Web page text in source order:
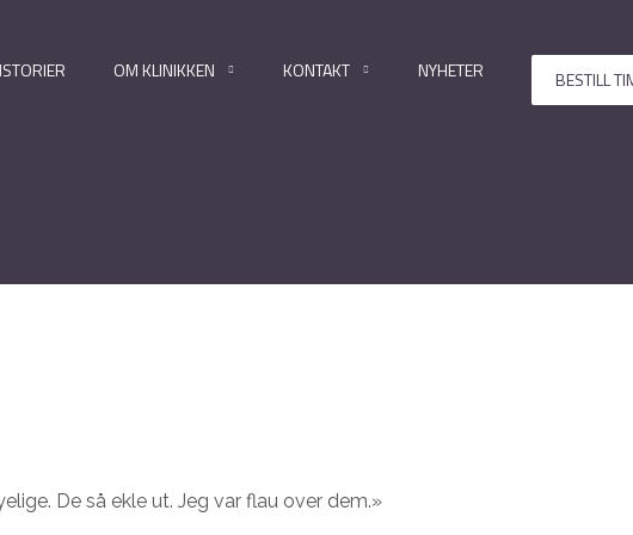
OM KLINIKKEN KONTAKT NYHETER BESTILL
De så ekle ut. Jeg var flau over dem.»